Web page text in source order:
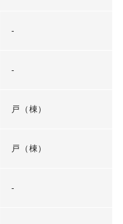
-
-
戸（棟）
戸（棟）
-